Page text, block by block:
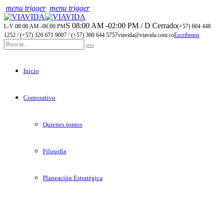
menu trigger menu trigger
L-V 08:00 AM -06:00 PMS 08:00 AM -02:00 PM / D Cerrado(+57) 604 448
1252 / (+57) 320 671 9007 / (+57) 300 644 5757viavida@viavida.com.coEscribenos
Inicio
Corporativo
Quienes somos
Filosofía
Planeación Estratégica